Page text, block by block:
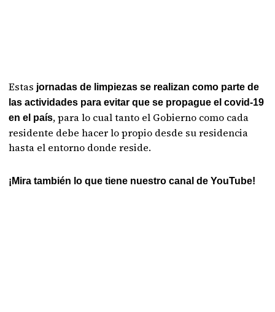
Estas jornadas de limpiezas se realizan como parte de
las actividades para evitar que se propague el covid-19
en el país, para lo cual tanto el Gobierno como cada
residente debe hacer lo propio desde su residencia
hasta el entorno donde reside.
¡Mira también lo que tiene nuestro canal de YouTube!